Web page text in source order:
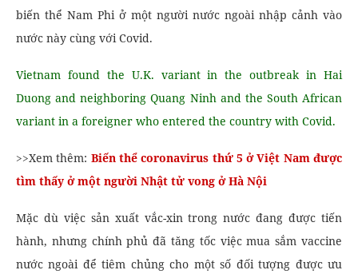
biến thể Nam Phi ở một người nước ngoài nhập cảnh vào
nước này cùng với Covid.
Vietnam found the U.K. variant in the outbreak in Hai
Duong and neighboring Quang Ninh and the South African
variant in a foreigner who entered the country with Covid.
>>Xem thêm: Biến thể coronavirus thứ 5 ở Việt Nam được
tìm thấy ở một người Nhật tử vong ở Hà Nội
Mặc dù việc sản xuất vắc-xin trong nước đang được tiến
hành, nhưng chính phủ đã tăng tốc việc mua sắm vaccine
nước ngoài để tiêm chủng cho một số đối tượng được ưu